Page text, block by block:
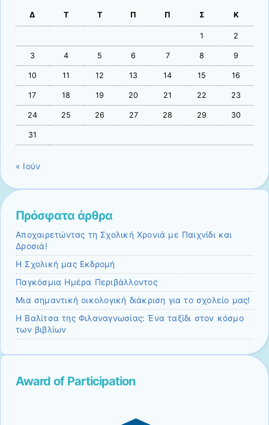
Δ Τ Τ Π Π Σ Κ
1 2
3 4 5 6 7 8 9
10 11 12 13 14 15 16
17 18 19 20 21 22 23
24 25 26 27 28 29 30
31
« Ιούν
Πρόσφατα άρθρα
Αποχαιρετώντας τη Σχολική Χρονιά με Παιχνίδι και
Δροσιά!
Η Σχολική μας Εκδρομή
Παγκόσμια Ημέρα Περιβάλλοντος
Μια σημαντική οικολογική διάκριση για το σχολείο μας!
Η Βαλίτσα της Φιλαναγνωσίας: Ένα ταξίδι στον κόσμο
των βιβλίων
Award of Participation